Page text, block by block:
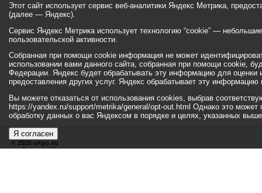
© 2026 ukgo.su
ул. Ленина, 47а
Этот сайт использует сервис веб-аналитики Яндекс Метрика,
(далее — Яндекс).
Сервис Яндекс Метрика использует технологию “cookie” —
пользовательской активности.
Собранная при помощи cookie информация не может
использовании вами данного сайта, собранная при помощи cookie,
Федерации. Яндекс будет обрабатывать эту информацию для оценки
предоставления других услуг. Яндекс обрабатывает эту
Вы можете отказаться от использования cookies, выбрав
https://yandex.ru/support/metrika/general/opt-out.html Однако это может
обработку данных о вас Яндексом в порядке и целях, указанных
Я согласен